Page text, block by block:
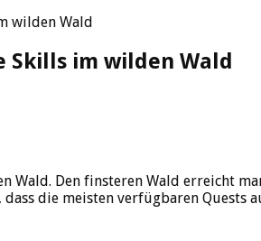
wilden Wald
Skills im wilden Wald
Wald. Den finsteren Wald erreicht
die meisten verfügbaren Quests